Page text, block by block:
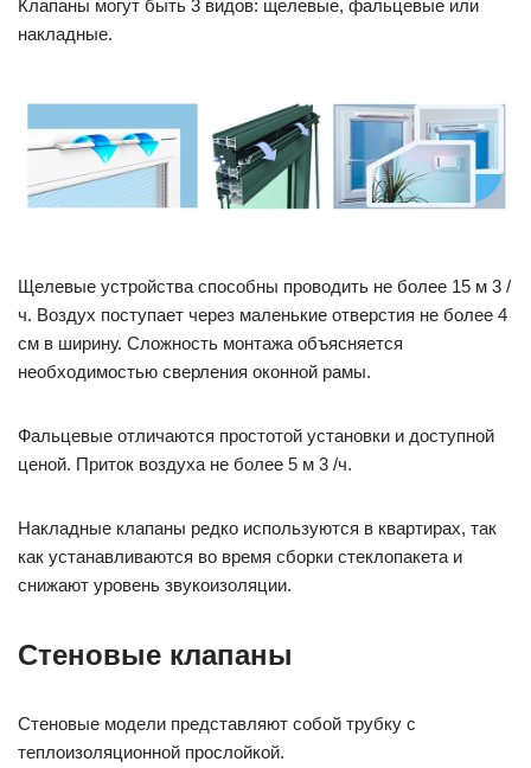
Клапаны могут быть 3 видов: щелевые, фальцевые или
накладные.
Щелевые устройства способны проводить не более 15 м 3 /
ч. Воздух поступает через маленькие отверстия не более 4
см в ширину. Сложность монтажа объясняется
необходимостью сверления оконной рамы.
Фальцевые отличаются простотой установки и доступной
ценой. Приток воздуха не более 5 м 3 /ч.
Накладные клапаны редко используются в квартирах, так
как устанавливаются во время сборки стеклопакета и
снижают уровень звукоизоляции.
Стеновые клапаны
Стеновые модели представляют собой трубку с
теплоизоляционной прослойкой.